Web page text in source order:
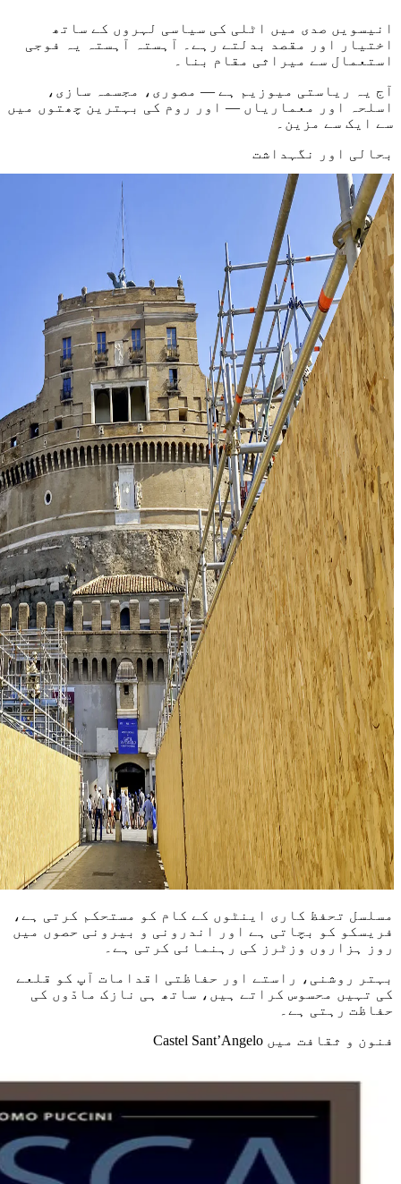
انیسویں صدی میں اٹلی کی سیاسی لہروں کے ساتھ
اختیار اور مقصد بدلتے رہے۔ آہستہ آہستہ یہ فوجی
استعمال سے میراثی مقام بنا۔
آج یہ ریاستی میوزیم ہے — مصوری، مجسمہ سازی،
اسلحہ اور معماریاں — اور روم کی بہترین چھتوں میں
سے ایک سے مزین۔
بحالی اور نگہداشت
مسلسل تحفظ کاری اینٹوں کے کام کو مستحکم کرتی ہے،
فریسکو کو بچاتی ہے اور اندرونی و بیرونی حصوں میں
روز ہزاروں وزٹرز کی رہنمائی کرتی ہے۔
بہتر روشنی، راستے اور حفاظتی اقدامات آپ کو قلعے
کی تہیں محسوس کراتے ہیں، ساتھ ہی نازک مادّوں کی
حفاظت رہتی ہے۔
فنون و ثقافت میں Castel Sant’Angelo